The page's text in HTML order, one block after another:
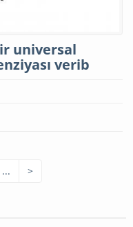
universal
verib
... >